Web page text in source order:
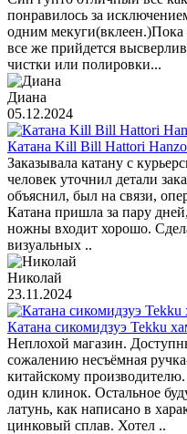
понравилось за
одним мекуги(вклеен.)Пока
все же прийдется
чистки или полировки...
Диана
05.12.2024
Катана Kill Bill Hattori Hanzo
Заказывала катану с
человек уточнил детали
объяснил, был на связи,
Катана пришла за пару
ножны входит хорошо.
визуальных ..
Николай
23.11.2024
Катана сикомидзуэ Tekku
Неплохой магазин.
сожалению несъёмная
китайскому
один клинок. Остальное
латунь, как написано в
цинковый сплав. Хотел ..